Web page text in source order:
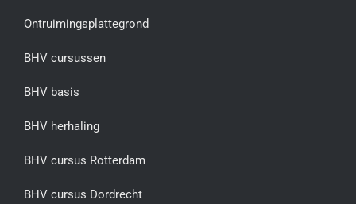
Ontruimingsplattegrond
BHV cursussen
BHV basis
BHV herhaling
BHV cursus Rotterdam
BHV cursus Dordrecht